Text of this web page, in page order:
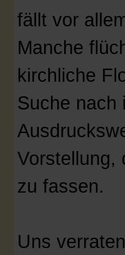
fällt vor
Manche
kirchliche
Suche nach
Vorstellung,
zu fassen.
Uns